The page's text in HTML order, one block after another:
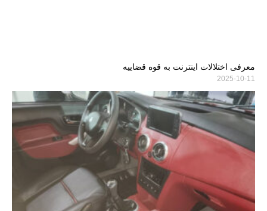
معرفی اختلالات اینترنت به قوه قضاییه
2025-10-11